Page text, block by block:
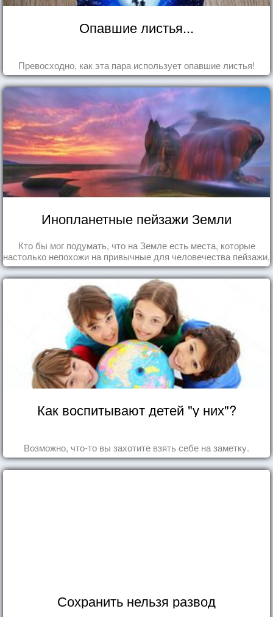
Опавшие листья...
Превосходно, как эта пара использует опавшие листья!
Инопланетные пейзажи Земли
Кто бы мог подумать, что на Земле есть места, которые
настолько непохожи на привычные для человечества пейзажи,
что кажутся и вовсе инопланетными!
Как воспитывают детей "у них"?
Возможно, что-то вы захотите взять себе на заметку.
Сохранить нельзя развод